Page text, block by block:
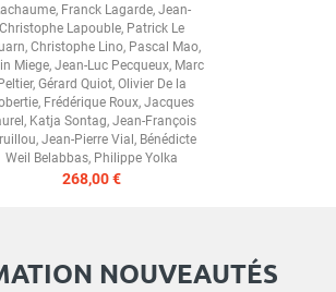
, Franck Lagarde, Jean-
Christophe Lapouble, Patrick Le
, Christophe Lino, Pascal Mao,
Miege, Jean-Luc Pecqueux, Marc
, Gérard Quiot, Olivier De la
, Frédérique Roux, Jacques
, Katja Sontag, Jean-François
, Jean-Pierre Vial, Bénédicte
Weil Belabbas, Philippe Yolka
268,00 €
NOUVEAUTÉS